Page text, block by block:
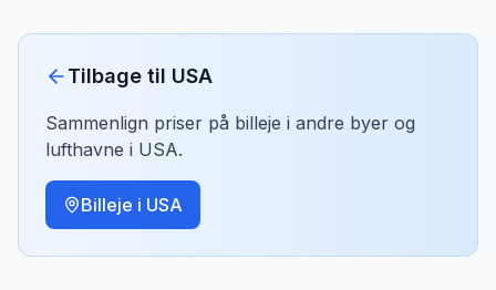
Tilbage til USA
Sammenlign priser på billeje i andre byer og
lufthavne i USA.
Billeje i USA